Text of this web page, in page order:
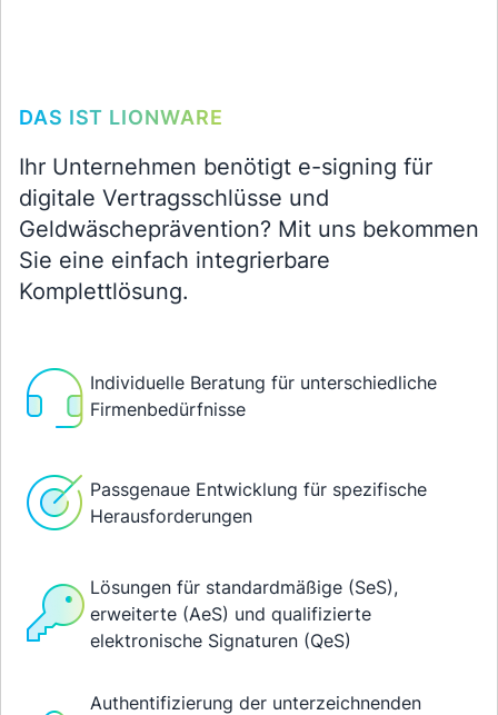
DAS IST LIONWARE
Ihr Unternehmen benötigt e-signing für
digitale Vertragsschlüsse und
Geldwäscheprävention? Mit uns bekommen
Sie eine einfach integrierbare
Komplettlösung.
Individuelle Beratung für unterschiedliche
Firmenbedürfnisse
Passgenaue Entwicklung für spezifische
Herausforderungen
Lösungen für standardmäßige (SeS),
erweiterte (AeS) und qualifizierte
elektronische Signaturen (QeS)
Authentifizierung der unterzeichnenden